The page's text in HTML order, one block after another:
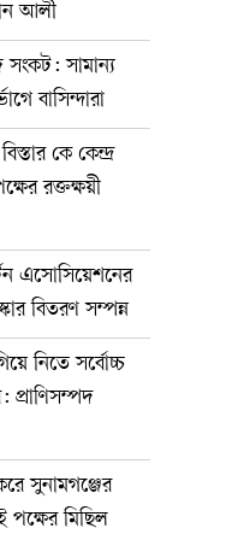
আলী
সংকট: সামান্য
বাসিন্দারা
কে কেন্দ্র
রক্তক্ষয়ী
এসোসিয়েশনের
বিতরণ সম্পন্ন
নিতে সর্বোচ্চ
প্রাণিসম্পদ
সুনামগঞ্জের
পক্ষের মিছিল